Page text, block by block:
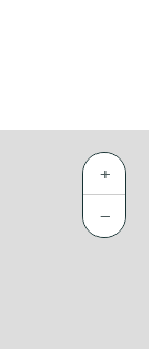
+
−